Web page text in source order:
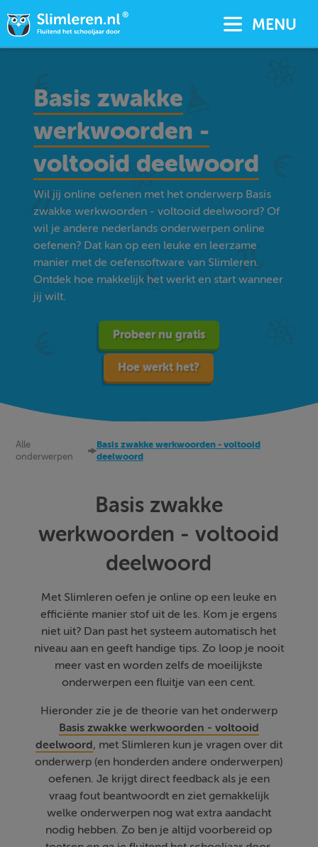
MENU
Basis zwakke
werkwoorden -
voltooid deelwoord
Wil jij online oefenen met het onderwerp Basis
zwakke werkwoorden - voltooid deelwoord? Of
wil je andere nederlands onderwerpen online
oefenen? Dat kan op een leuke en leerzame
manier met de oefensoftware van Slimleren.
Ontdek hoe makkelijk het werkt en start wanneer
jij wilt.
Probeer nu gratis
Hoe werkt het?
Alle
onderwerpen
Basis zwakke werkwoorden - voltooid
deelwoord
Basis zwakke
werkwoorden - voltooid
deelwoord
Met Slimleren oefen je online op een leuke en
efficiënte manier stof uit de les. Kom je ergens
niet uit? Dan past het systeem automatisch het
niveau aan en geeft handige tips. Zo loop je nooit
meer vast en worden zelfs de moeilijkste
onderwerpen een fluitje van een cent.
Hieronder zie je de theorie van het onderwerp
Basis zwakke werkwoorden - voltooid
deelwoord, met Slimleren kun je vragen over dit
onderwerp (en honderden andere onderwerpen)
oefenen. Je krijgt direct feedback als je een
vraag fout beantwoordt en ziet gemakkelijk
welke onderwerpen nog wat extra aandacht
nodig hebben. Zo ben je altijd voorbereid op